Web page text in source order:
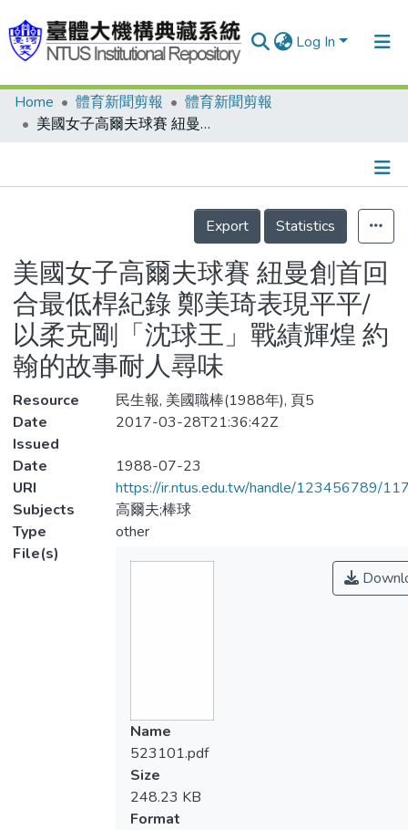
Log In
Communities & Collections
Statistics
Home 體育新聞剪報
體育新聞剪報
美國女子高爾夫球賽 紐曼創首回合最低桿紀錄 鄭美琦表現平平/以柔克剛「沈球王」戰績輝煌 約翰的故事耐人尋味
Details
Export
Statistics
美國女子高爾夫球賽 紐曼創首回
合最低桿紀錄 鄭美琦表現平平/
以柔克剛「沈球王」戰績輝煌 約
翰的故事耐人尋味
Resource
民生報, 美國職棒(1988年), 頁5
Date
Issued
2017-03-28T21:36:42Z
Date
1988-07-23
URI
https://ir.ntus.edu.tw/handle/123456789/
Subjects
高爾夫;棒球
Type
other
File(s)
Name
523101.pdf
Size
248.23 KB
Format